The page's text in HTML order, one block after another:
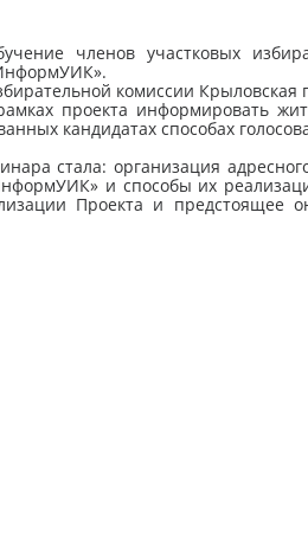
участковых
комиссии
проекта информировать
кандидатах способах
стала: организация
и способы их
Проекта и предстоящее